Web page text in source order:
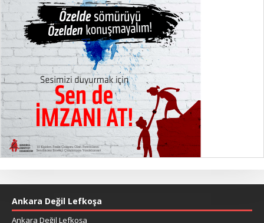
Ankara Değil Lefkoşa
Ankara Değil Lefkoşa